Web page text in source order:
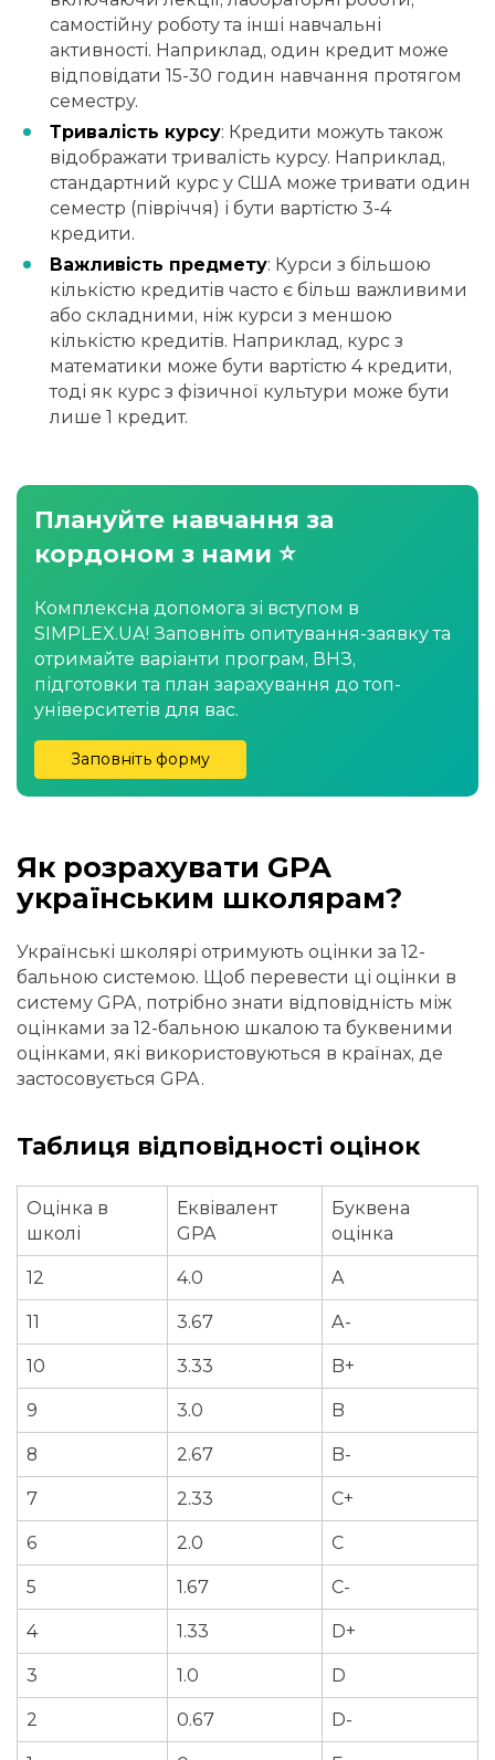
самостійну роботу та інші навчальні
активності. Наприклад, один кредит може
відповідати 15-30 годин навчання протягом
семестру.
Тривалість курсу: Кредити можуть також
відображати тривалість курсу. Наприклад,
стандартний курс у США може тривати один
семестр (півріччя) і бути вартістю 3-4
кредити.
Важливість предмету: Курси з більшою
кількістю кредитів часто є більш важливими
або складними, ніж курси з меншою
кількістю кредитів. Наприклад, курс з
математики може бути вартістю 4 кредити,
тоді як курс з фізичної культури може бути
лише 1 кредит.
Плануйте навчання за
кордоном з нами ⭐
Комплексна допомога зі вступом в
SIMPLEX.UA! Заповніть опитування-заявку та
отримайте варіанти програм, ВНЗ,
підготовки та план зарахування до топ-
університетів для вас.
Заповніть форму
Як розрахувати GPA
українським школярам?
Українські школярі отримують оцінки за 12-
бальною системою. Щоб перевести ці оцінки в
систему GPA, потрібно знати відповідність між
оцінками за 12-бальною шкалою та буквеними
оцінками, які використовуються в країнах, де
застосовується GPA.
Таблиця відповідності оцінок
Оцінка в
школі
Еквівалент
GPA
Буквена
оцінка
12 4.0 A
11 3.67 A-
10 3.33 B+
9 3.0 B
8 2.67 B-
7 2.33 C+
6 2.0 C
5 1.67 C-
4 1.33 D+
3 1.0 D
2 0.67 D-